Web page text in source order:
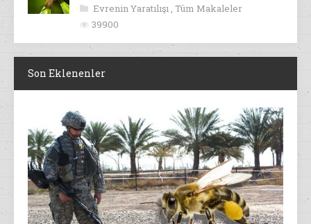
Evrenin Yaratılışı , Tüm Makaleler
39900
Son Eklenenler